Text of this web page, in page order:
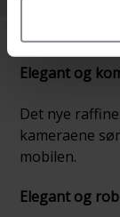
Elegant og
Det nye
kameraene
mobilen.
Elegant og